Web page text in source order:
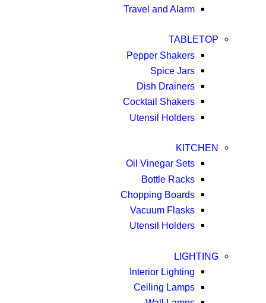
Travel and Alarm
TABLETOP
Pepper Shakers
Spice Jars
Dish Drainers
Сocktail Shakers
Utensil Holders
KITCHEN
Oil Vinegar Sets
Bottle Racks
Chopping Boards
Vacuum Flasks
Utensil Holders
LIGHTING
Interior Lighting
Ceiling Lamps